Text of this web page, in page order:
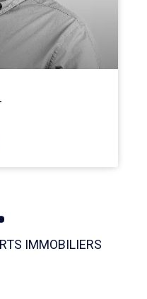
IMMOBILIERS